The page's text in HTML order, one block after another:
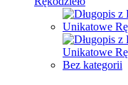
Bez kategorii